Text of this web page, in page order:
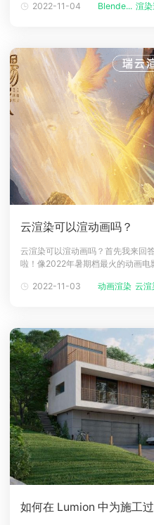
软件提供，可在 macOS、Linux
2022-11-04 Blende... 渲
云渲染可以渲动画吗？
云渲染可以渲动画吗？首先我来回
啦！像2022年暑期档最火的动画电
老朋友了，之前《新神榜：哪吒重
2022-11-03 动画渲染 云渲
如何在 Lumion 中为施工